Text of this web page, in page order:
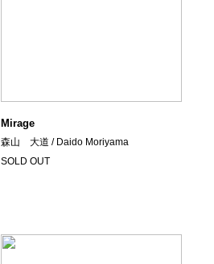
Mirage
森山 大道 / Daido Moriyama
SOLD OUT